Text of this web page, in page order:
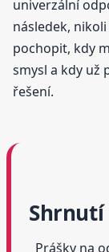
univerzální
následek,
pochopit, kdy
smysl a kdy už
řešení.
Shrnutí
Prášky na